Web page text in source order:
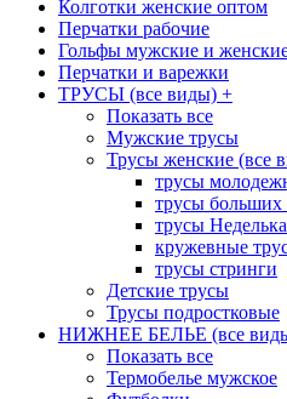
Колготки женские оптом
Перчатки рабочие
Гольфы мужские и
Перчатки и варежки
ТРУСЫ (все виды) +
Показать все
Мужские трусы
Трусы женские (все
трусы
трусы больших
трусы Неделька
кружевные
трусы стринги
Детские трусы
Трусы подростковые
НИЖНЕЕ БЕЛЬЕ (все
Показать все
Термобелье мужское